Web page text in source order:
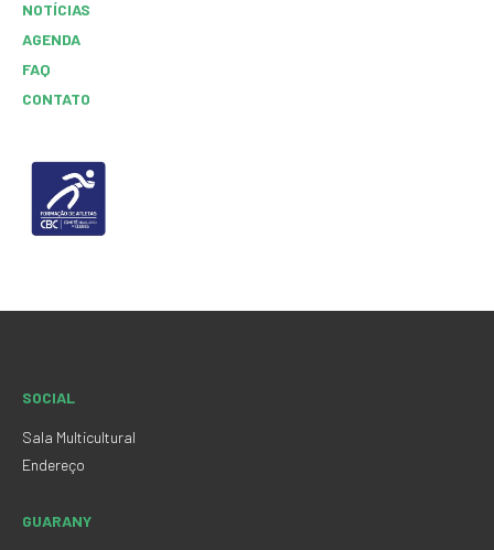
NOTÍCIAS
AGENDA
FAQ
CONTATO
SOCIAL
Sala Multicultural
Endereço
GUARANY